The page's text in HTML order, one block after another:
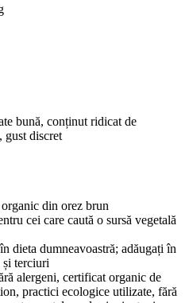
bună, conținut ridicat de
gust discret
din orez brun
cei care caută o sursă vegetală
dieta dumneavoastră; adăugați în
și terciuri
alergeni, certificat organic de
practici ecologice utilizate, fără